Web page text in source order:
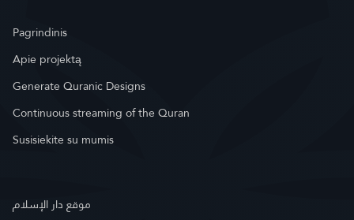
Pagrindinis
Apie projektą
Generate Quranic Designs
Continuous streaming of the Quran
Susisiekite su mumis
موقع دار الإسلام